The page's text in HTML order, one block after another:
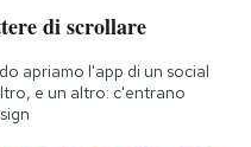
di scrollare
apriamo l'app di un social
e un altro: c'entrano